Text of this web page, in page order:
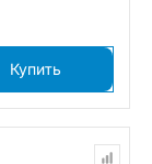
Купить